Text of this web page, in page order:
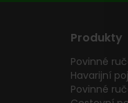
Produkty
Povinné
Havarijní
Povinné